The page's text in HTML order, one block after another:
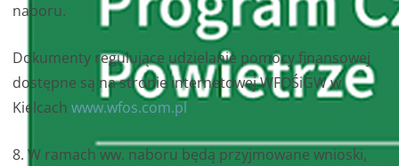
naboru.
Dokumenty regulujące udzielanie pomocy finansowej
dostępne są na stronie internetowej WFOŚiGW w
Kielcach www.wfos.com.pl
8. W ramach ww. naboru będą przyjmowane wnioski,